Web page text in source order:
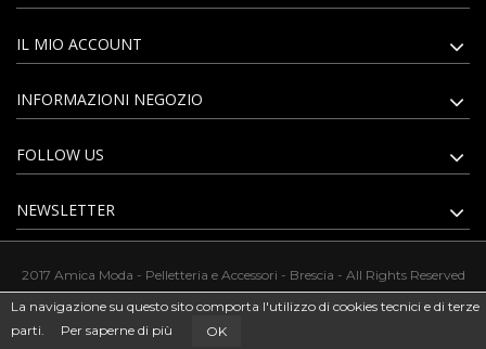
IL MIO ACCOUNT
INFORMAZIONI NEGOZIO
FOLLOW US
NEWSLETTER
La navigazione su questo sito comporta l'utilizzo di cookies tecnici e di terze
parti. Per saperne di più OK
2017 Amica Moda - Pelletteria e Accessori - Brescia - All Rights Reserved